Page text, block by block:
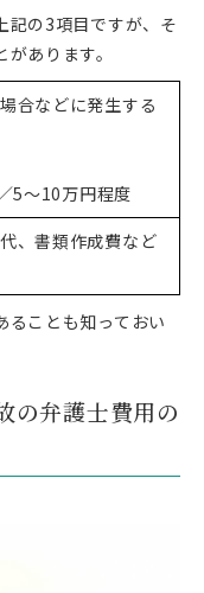
記の3項目ですが、そ
あります。
合などに発生する
5～10万円程度
、書類作成費など
ることも知っておい
の弁護士費用の